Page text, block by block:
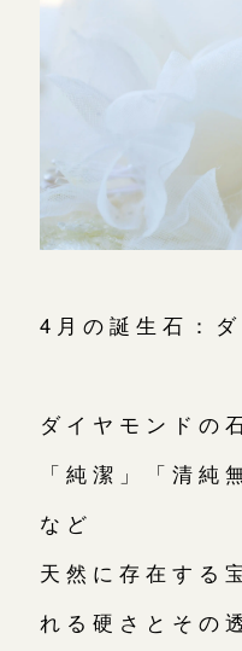
4月の誕生石：
ダイヤモンドの
「純潔」「清純
など
天然に存在する
れる硬さとその